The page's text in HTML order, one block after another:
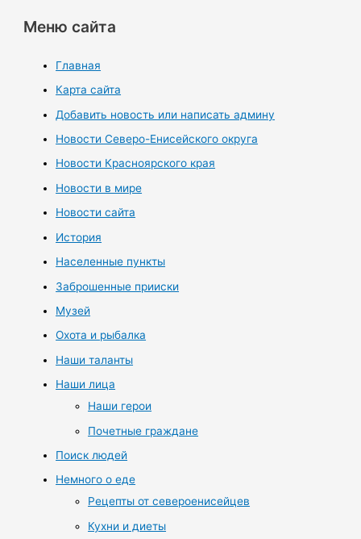
Меню сайта
Главная
Карта сайта
Добавить новость или написать админу
Новости Северо-Енисейского округа
Новости Красноярского края
Новости в мире
Новости сайта
История
Населенные пункты
Заброшенные прииски
Музей
Охота и рыбалка
Наши таланты
Наши лица
Наши герои
Почетные граждане
Поиск людей
Немного о еде
Рецепты от североенисейцев
Кухни и диеты